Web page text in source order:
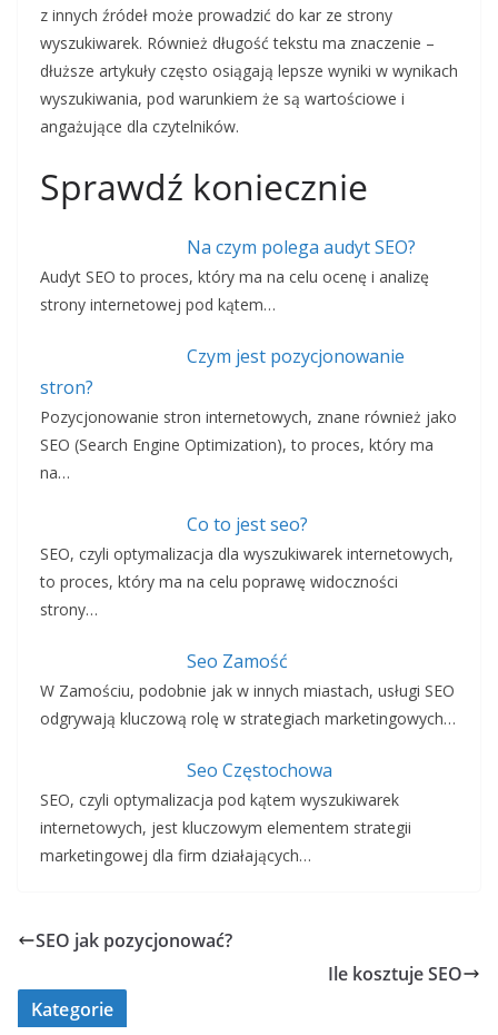
z innych źródeł może prowadzić do kar ze strony
wyszukiwarek. Również długość tekstu ma znaczenie –
dłuższe artykuły często osiągają lepsze wyniki w wynikach
wyszukiwania, pod warunkiem że są wartościowe i
angażujące dla czytelników.
Sprawdź koniecznie
Na czym polega audyt SEO?
Audyt SEO to proces, który ma na celu ocenę i analizę
strony internetowej pod kątem…
Czym jest pozycjonowanie
stron?
Pozycjonowanie stron internetowych, znane również jako
SEO (Search Engine Optimization), to proces, który ma
na…
Co to jest seo?
SEO, czyli optymalizacja dla wyszukiwarek internetowych,
to proces, który ma na celu poprawę widoczności
strony…
Seo Zamość
W Zamościu, podobnie jak w innych miastach, usługi SEO
odgrywają kluczową rolę w strategiach marketingowych…
Seo Częstochowa
SEO, czyli optymalizacja pod kątem wyszukiwarek
internetowych, jest kluczowym elementem strategii
marketingowej dla firm działających…
SEO jak pozycjonować?
Ile kosztuje SEO
Kategorie